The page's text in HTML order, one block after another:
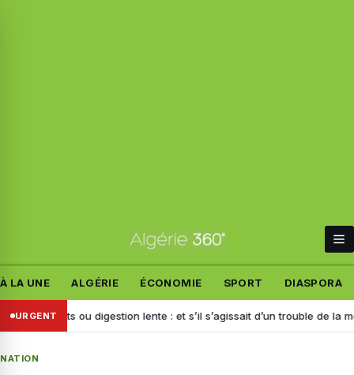
À LA UNE ALGÉRIE ÉCONOMIE SPORT DIASPORA
URGENTou digestion lente : et s’il s’agissait d’un trouble de la motilité ?
NATION